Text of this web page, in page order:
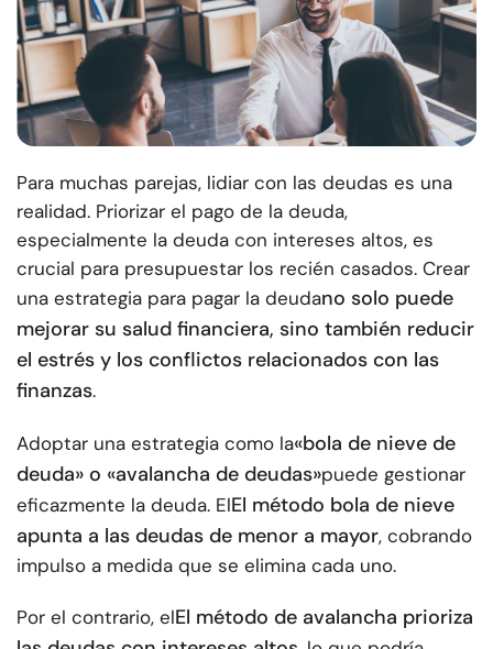
Para muchas parejas, lidiar con las deudas es una
realidad. Priorizar el pago de la deuda,
especialmente la deuda con intereses altos, es
crucial para presupuestar los recién casados. Crear
una estrategia para pagar la deudano solo puede
mejorar su salud financiera, sino también reducir
el estrés y los conflictos relacionados con las
finanzas.
Adoptar una estrategia como la«bola de nieve de
deuda» o «avalancha de deudas»puede gestionar
eficazmente la deuda. ElEl método bola de nieve
apunta a las deudas de menor a mayor, cobrando
impulso a medida que se elimina cada uno.
Por el contrario, elEl método de avalancha prioriza